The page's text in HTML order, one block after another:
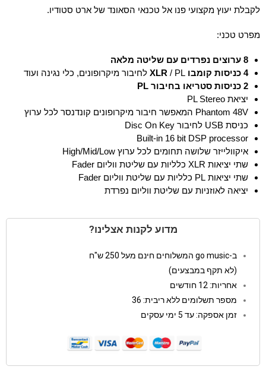
לקבלת יעוץ מקצועי פנו אל טכנאי הסאונד של ארט סטודיו.
מפרט טכני:
8 ערוצים נפרדים עם שליטה מלאה
4 כניסות
קומבו XLR / PL
לחיבור מיקרופונים, כלי נגינה ועוד
2 כניסות סטריאו בחיבור PL
יציאת PL Stereo
Phantom 48V המאפשר חיבור מיקרופונים קונדנסר לכל ערוץ
כניסת USB לחיבור Disc On Key
Built-in 16 bit DSP processor
איקוולייזר שלושה תחומים לכל ערוץ High/Mid/Low
שתי יציאות XLR כלליות עם שליטת ווליום Fader
שתי יציאות PL כלליות עם שליטת ווליום Fader
יציאה לאוזניות עם שליטת ווליום נפרדת
מדוע לקנות אצלינו?
ב-go music המשלוחים חינם מעל 250 ש"ח
(לא תקף במבצעים)
אחריות: 12 חודשים
מספר תשלומים ללא ריבית: 36
זמן אספקה: עד 5 ימי עסקים